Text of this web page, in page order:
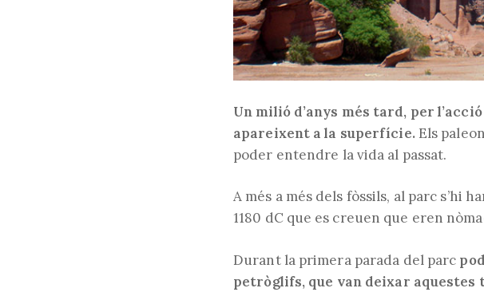
Un milió d’anys més tard, per
apareixent a la superfície.Els
poder entendre la vida al passat.
A més a més dels fòssils, al parc s’hi
1180 dC que es creuen que eren
Durant la primera parada del parc
petròglifs, que van deixar aquestes